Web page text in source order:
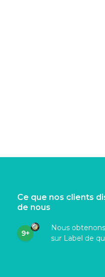
Ce que nos clients
de nous
9+
Nous obtenons
sur Label de